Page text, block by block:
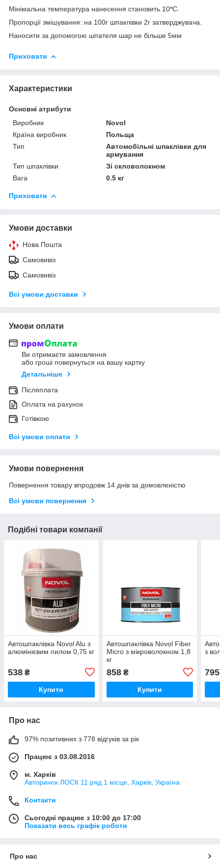
Мінімальна температура нанесення становить 10*С.
Пропорції змішування: на 100г шпаклівки 2г затверджувача.
Наносити за допомогою шпателя шар не більше 5мм
Приховати
Характеристики
Основні атрибути
Виробник
Novol
Країна виробник
Польща
Тип
Автомобільні шпаклівки для
армування
Тип шпаклівки
Зі скловолокном
Вага
0.5 кг
Приховати
Умови доставки
Нова Пошта
Самовивіз
Самовивіз
Всі умови доставки
Умови оплати
Ви отримаєте замовлення
або гроші повернуться на вашу картку
Детальніше
Післяплата
Оплата на рахунок
Готівкою
Всі умови оплати
Умови повернення
Повернення товару впродовж 14 днів за домовленістю
Всі умови повернення
Подібні товари компанії
Автошпаклівка Novol Alu з
алюмінієвим пилом 0,75 кг
538 ₴
Купити
Автошпаклівка Novol Fiber
Micro з мікроволокном 1,8
кг
858₴
Купити
з
795
Про нас
97% позитивних з 778 відгуків за рік
Працює з 03.08.2016
м. Харків
Авторинок ЛОСК 11 ряд 1 місце, Харків, Україна
Контакти
Сьогодні працює з 10:00 до 17:00
Показати весь графік роботи
Про нас